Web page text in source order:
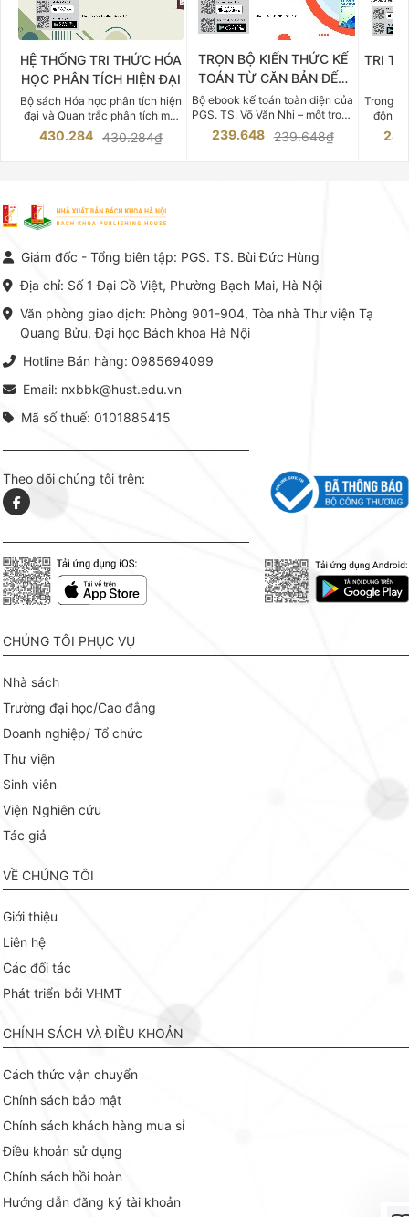
HỆ THỐNG TRI THỨC HÓA
HỌC PHÂN TÍCH HIỆN ĐẠI
Bộ sách Hóa học phân tích hiện
đại và Quan trắc phân tích môi
trường của Cố Giáo sư, Tiến sĩ
Phạm Luận là một trong những
vực Hóa học phân tích tại Việt
Nam hiện nay. Bộ sách mang
đến một hệ thống tri thức hoàn
thuật thực hành -> Ứng dụng
khoa Hà Nội ấn hành cả hai
430.284 430.284₫
TRỌN BỘ KIẾN THỨC KẾ
TOÁN TỪ CĂN BẢN ĐẾN
CHUYÊN SÂU
Bộ ebook kế toán toàn diện của
PGS. TS. Võ Văn Nhị – một trong
những chuyên gia hàng đầu,
giàu kinh nghiệm trong lĩnh vực
239.648 239.648₫
TRI
Trong
động
việc
tế và
lý. Các
Giám đốc - Tổng biên tập: PGS. TS. Bùi Đức Hùng
Địa chỉ: Số 1 Đại Cồ Việt, Phường Bạch Mai, Hà Nội
Văn phòng giao dịch: Phòng 901-904, Tòa nhà Thư viện Tạ
Quang Bửu, Đại học Bách khoa Hà Nội
Hotline Bán hàng: 0985694099
Email: nxbbk@hust.edu.vn
Mã số thuế: 0101885415
Theo dõi chúng tôi trên:
CHÚNG TÔI PHỤC VỤ
Nhà sách
Trường đại học/Cao đẳng
Doanh nghiệp/ Tổ chức
Thư viện
Sinh viên
Viện Nghiên cứu
Tác giả
VỀ CHÚNG TÔI
Giới thiệu
Liên hệ
Các đối tác
Phát triển bởi VHMT
CHÍNH SÁCH VÀ ĐIỀU KHOẢN
Cách thức vận chuyển
Chính sách bảo mật
Chính sách khách hàng mua sỉ
Điều khoản sử dụng
Chính sách hồi hoàn
Hướng dẫn đăng ký tài khoản